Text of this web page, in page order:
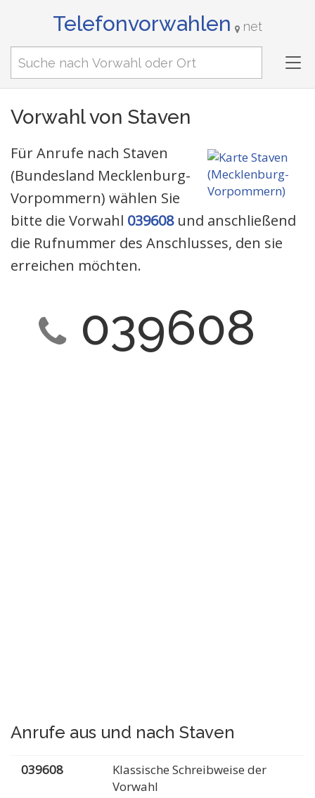
Telefonvorwahlen net
Vorwahl von Staven
Für Anrufe nach Staven
(Bundesland Mecklenburg-
Vorpommern) wählen Sie
bitte die Vorwahl 039608und anschließend
die Rufnummer des Anschlusses, den sie
erreichen möchten.
039608
Anrufe aus und nach Staven
039608
Klassische Schreibweise der
Vorwahl